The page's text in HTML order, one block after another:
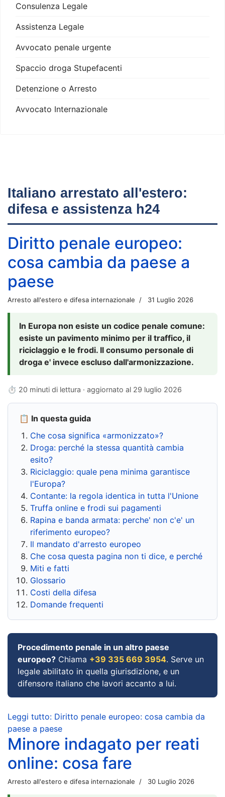
Consulenza Legale
Assistenza Legale
Avvocato penale urgente
Spaccio droga Stupefacenti
Detenzione o Arresto
Avvocato Internazionale
Italiano arrestato all'estero:
difesa e assistenza h24
Diritto penale europeo:
cosa cambia da paese a
paese
Arresto all'estero e difesa internazionale 31 Luglio 2026
In Europa non esiste un codice penale comune:
esiste un pavimento minimo per il traffico, il
riciclaggio e le frodi. Il consumo personale di
droga e' invece escluso dall'armonizzazione.
⏱ 20 minuti di lettura · aggiornato al 29 luglio 2026
📋 In questa guida
Che cosa significa «armonizzato»?
Droga: perché la stessa quantità cambia
esito?
Riciclaggio: quale pena minima garantisce
l'Europa?
Contante: la regola identica in tutta l'Unione
Truffa online e frodi sui pagamenti
Rapina e banda armata: perche' non c'e' un
riferimento europeo?
Il mandato d'arresto europeo
Che cosa questa pagina non ti dice, e perché
Miti e fatti
Glossario
Costi della difesa
Domande frequenti
Procedimento penale in un altro paese
europeo? Chiama +39 335 669 3954. Serve un
legale abilitato in quella giurisdizione, e un
difensore italiano che lavori accanto a lui.
Leggi tutto: Diritto penale europeo: cosa cambia da
paese a paese
Minore indagato per reati
online: cosa fare
Arresto all'estero e difesa internazionale 30 Luglio 2026